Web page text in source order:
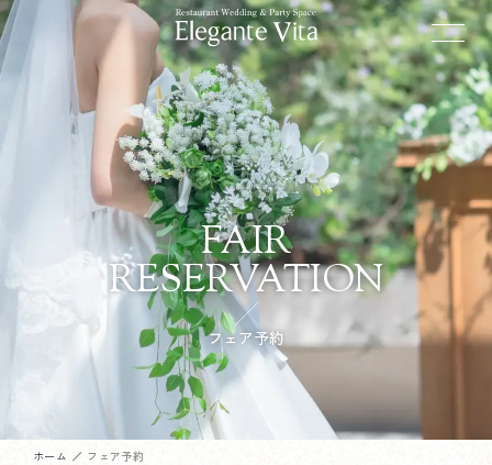
FAIR
RESERVATION
フェア予約
ホーム フェア予約